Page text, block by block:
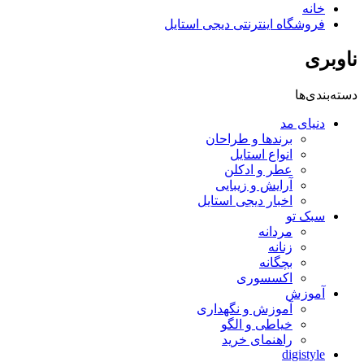
خانه
فروشگاه اینترنتی دیجی استایل
ناوبری
دسته‌بندی‌ها
دنیای مد
برندها و طراحان
انواع استایل
عطر و ادکلن
آرایش و زیبایی
اخبار دیجی استایل
سبک تو
مردانه
زنانه
بچگانه
اکسسوری
آموزش
آموزش و نگهداری
خیاطی و الگو
راهنمای خرید
digistyle